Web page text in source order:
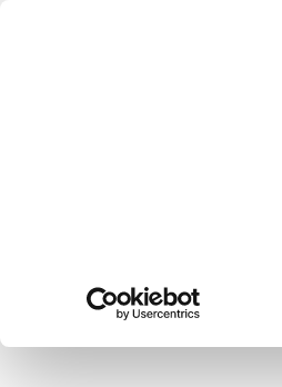
EMPRESA Y
AIGÜES I